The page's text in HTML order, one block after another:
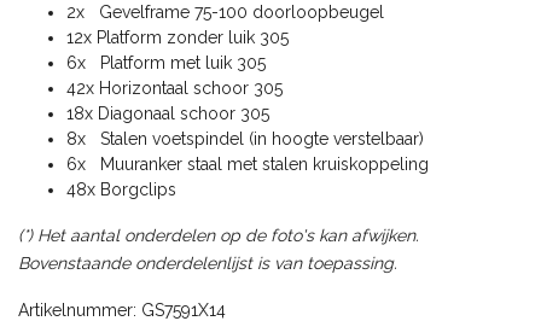
2x Gevelframe 75-100 doorloopbeugel
12x Platform zonder luik 305
6x Platform met luik 305
42x Horizontaal schoor 305
18x Diagonaal schoor 305
8x Stalen voetspindel (in hoogte verstelbaar)
6x Muuranker staal met stalen kruiskoppeling
48x Borgclips
(*) Het aantal onderdelen op de foto's kan afwijken.
Bovenstaande onderdelenlijst is van toepassing.
Artikelnummer: GS7591X14